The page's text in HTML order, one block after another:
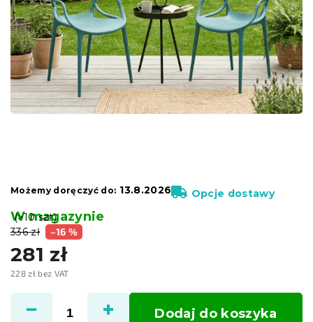
336 zł –16 %
281 zł
228 zł bez VAT
jednostkowa:
W magazynie
(>10 szt)
Możemy doręczyć do: 13.8.2026 Opcje dostawy
Dodaj do koszyka